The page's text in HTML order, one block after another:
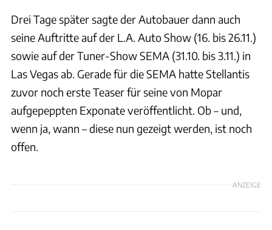
Drei Tage später sagte der Autobauer dann auch
seine Auftritte auf der L.A. Auto Show (16. bis 26.11.)
sowie auf der Tuner-Show SEMA (31.10. bis 3.11.) in
Las Vegas ab. Gerade für die SEMA hatte Stellantis
zuvor noch erste Teaser für seine von Mopar
aufgepeppten Exponate veröffentlicht. Ob – und,
wenn ja, wann – diese nun gezeigt werden, ist noch
offen.
ANZEIGE